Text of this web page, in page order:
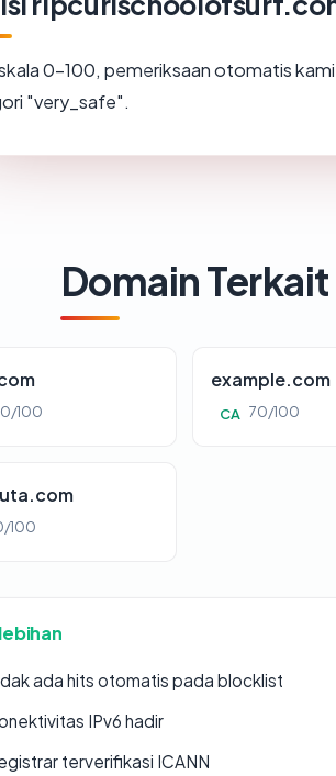
0-100, pemeriksaan otomatis
"very_safe".
Domain Terkait
100
example.com
CA 70/100
100
ada hits otomatis pada blocklist
IPv6 hadir
terverifikasi ICANN